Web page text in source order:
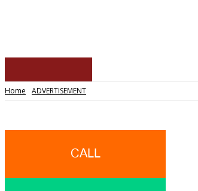
Home ADVERTISEMENT
CALL